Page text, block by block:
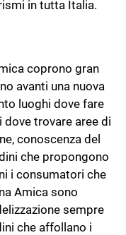
in tutta Italia.
coprono gran
avanti una nuova
luoghi dove fare
dove trovare aree di
conoscenza del
che propongono
i consumatori che
Amica sono
sempre
che affollano i